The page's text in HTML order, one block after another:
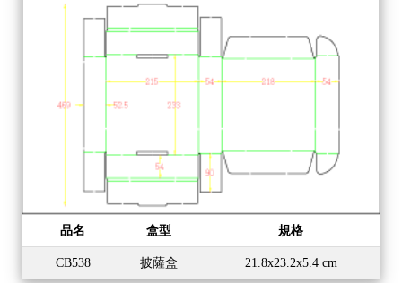
品名 盒型 規格
CB538 披薩盒 21.8x23.2x5.4 cm